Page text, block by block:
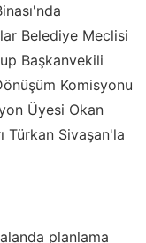
Belediye Meclisi
Başkanvekili
Komisyonu
Üyesi Okan
Türkan Sivaşan'la
planlama